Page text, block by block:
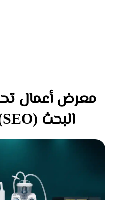
معرض أعمال
البحث (SEO) و(GEO)